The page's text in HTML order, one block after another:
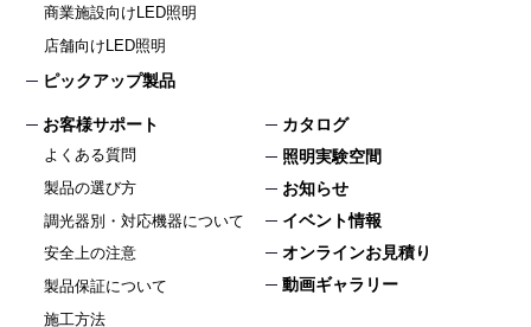
商業施設向けLED照明
店舗向けLED照明
ピックアップ製品
お客様サポート
よくある質問
製品の選び方
調光器別・対応機器について
安全上の注意
製品保証について
施工方法
カタログ
照明実験空間
お知らせ
イベント情報
オンラインお見積り
動画ギャラリー